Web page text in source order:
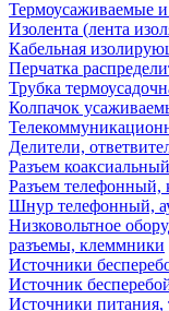
Термоусаживаемые
Изолента (лента
Кабельная
Перчатка
Трубка
Колпачок
Делители,
Разъем
Разъем
Шнур телефонный,
Низковольтное
разъемы, клеммники
Источники
Источник
Источники питания,